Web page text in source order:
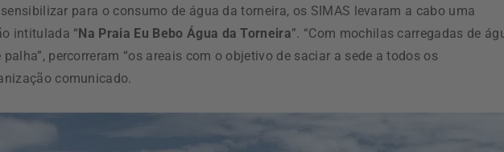
para o consumo de água da torneira, os SIMAS levaram a cabo uma
intitulada “ Na Praia Eu Bebo Água da Torneira”. “Com mochilas carregadas de
percorreram “os areais com o objetivo de saciar a sede a todos os
comunicado.